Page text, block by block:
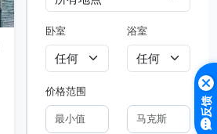
卧室 浴室
价格范围
反馈